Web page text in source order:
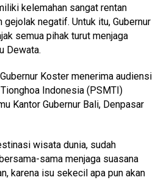
kelemahan sangat rentan
negatif. Untuk itu, Gubernur
semua pihak turut menjaga
Dewata.
Koster menerima audiensi
Indonesia (PSMTI)
Kantor Gubernur Bali, Denpasar
wisata dunia, sudah
sama menjaga suasana
karena isu sekecil apa pun akan